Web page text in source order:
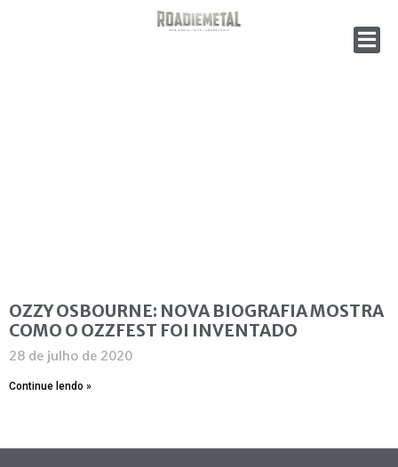
OZZY OSBOURNE: NOVA BIOGRAFIA MOSTRA
COMO O OZZFEST FOI INVENTADO
28 de julho de 2020
Continue lendo »